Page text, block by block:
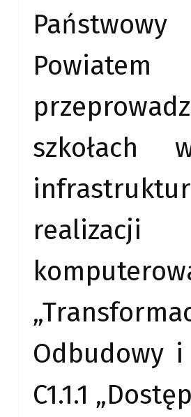
szkołach
realizacji
Odbudowy
C1.1.1